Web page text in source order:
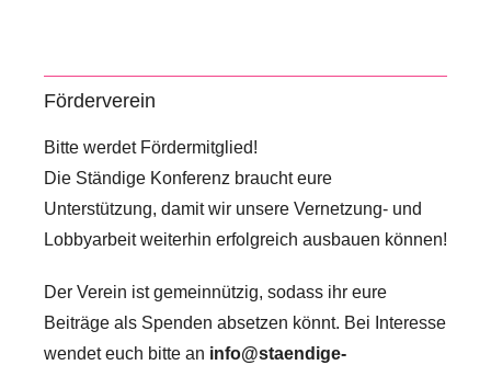
Förderverein
Bitte werdet Fördermitglied!
Die Ständige Konferenz braucht eure
Unterstützung, damit wir unsere Vernetzung- und
Lobbyarbeit weiterhin erfolgreich ausbauen können!
Der Verein ist gemeinnützig, sodass ihr eure
Beiträge als Spenden absetzen könnt. Bei Interesse
wendet euch bitte an info@staendige-